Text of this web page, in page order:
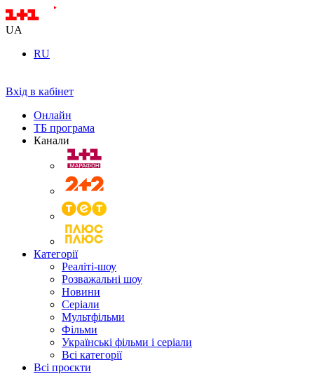
UA
RU
Вхід в кабінет
Онлайн
ТБ програма
Канали
Категорії
Реаліті-шоу
Розважальні шоу
Новини
Серіали
Мультфільми
Фільми
Українські фільми і серіали
Всі категорії
Всі проєкти